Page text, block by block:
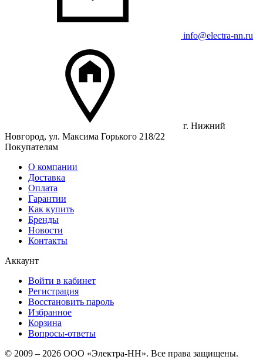
info@electra-nn.ru
г. Нижний
Новгород, ул. Максима Горького 218/22
Покупателям
О компании
Доставка
Оплата
Гарантии
Как купить
Бренды
Новости
Контакты
Аккаунт
Войти в кабинет
Регистрация
Восстановить пароль
Избранное
Корзина
Вопросы-ответы
© 2009 – 2026 ООО «Электра-НН». Все права защищены.